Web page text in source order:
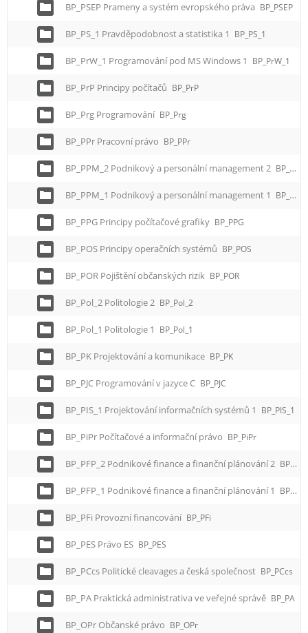
BP_PSEP Prameny a systém evropského práva BP_PSEP
BP_PS_1 Pravděpodobnost a statistika 1 BP_PS_1
BP_PrW_1 Programování pod MS Windows 1 BP_PrW_1
BP_PrP Principy počítačů BP_PrP
BP_Prg Programování BP_Prg
BP_PPr Pracovní právo BP_PPr
BP_PPM_2 Podnikový a personální management 2 BP_PPM_2
BP_PPM_1 Podnikový a personální management 1 BP_PPM_1
BP_PPG Principy počítačové grafiky BP_PPG
BP_POS Principy operačních systémů BP_POS
BP_POR Pojištění občanských rizik BP_POR
BP_Pol_2 Politologie 2 BP_Pol_2
BP_Pol_1 Politologie 1 BP_Pol_1
BP_PK Projektování a komunikace BP_PK
BP_PJC Programování v jazyce C BP_PJC
BP_PIS_1 Projektování informačních systémů 1 BP_PIS_1
BP_PiPr Počítačové a informační právo BP_PiPr
BP_PFP_2 Podnikové finance a finanční plánování 2 BP_PFP_2
BP_PFP_1 Podnikové finance a finanční plánování 1 BP_PFP_1
BP_PFi Provozní financování BP_PFi
BP_PES Právo ES BP_PES
BP_PCcs Politické cleavages a česká společnost BP_PCcs
BP_PA Praktická administrativa ve veřejné správě BP_PA
BP_OPr Občanské právo BP_OPr